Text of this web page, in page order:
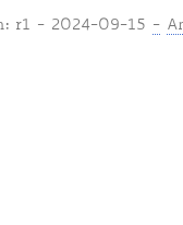
r1 - 2024-09-15 -